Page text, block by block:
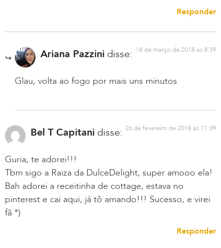
Responder
Ariana Pazzini disse: 18 de março de 2018 às 8:39
Glau, volta ao fogo por mais uns minutos
Bel T Capitani disse: 26 de fevereiro de 2018 às 11:39
Guria, te adorei!!!
Tbm sigo a Raiza da DulceDelight, super amooo ela!
Bah adorei a receitinha de cottage, estava no
pinterest e cai aqui, já tô amando!!! Sucesso, e virei
fã *)
Responder